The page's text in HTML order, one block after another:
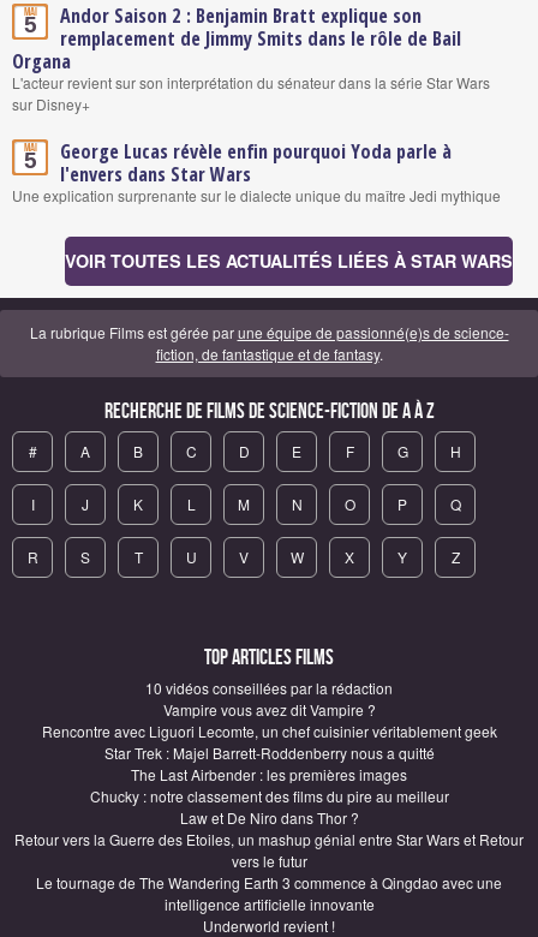
Mai
5
Andor Saison 2 : Benjamin Bratt explique son
remplacement de Jimmy Smits dans le rôle de Bail
Organa
L'acteur revient sur son interprétation du sénateur dans la série Star Wars
sur Disney+
Mai
5
George Lucas révèle enfin pourquoi Yoda parle à
l'envers dans Star Wars
Une explication surprenante sur le dialecte unique du maître Jedi mythique
VOIR TOUTES LES ACTUALITÉS LIÉES À STAR WARS
La rubrique Films est gérée parune équipe de passionné(e)s de science-
fiction, de fantastique et de fantasy.
Recherche de Films de science-fiction de A à Z
# A B C D E F G H
I J K L M N O P Q
R S T U V W X Y Z
Top articles Films
10 vidéos conseillées par la rédaction
Vampire vous avez dit Vampire ?
Rencontre avec Liguori Lecomte, un chef cuisinier véritablement geek
Star Trek : Majel Barrett-Roddenberry nous a quitté
The Last Airbender : les premières images
Chucky : notre classement des films du pire au meilleur
Law et De Niro dans Thor ?
Retour vers la Guerre des Etoiles, un mashup génial entre Star Wars et Retour
vers le futur
Le tournage de The Wandering Earth 3 commence à Qingdao avec une
intelligence artificielle innovante
Underworld revient !